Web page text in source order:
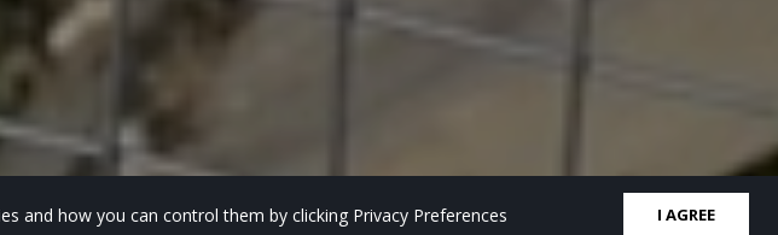
and how you can control them by clicking Privacy Preferences I AGREE